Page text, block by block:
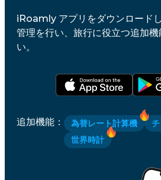
iRoamly アプリをダウンロード
管理を行い、旅行に役立つ追加
い。
追加機能 ： 為替レート計算機
世界時計